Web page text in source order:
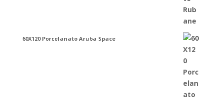
60X120 Porcelanato Aruba Space